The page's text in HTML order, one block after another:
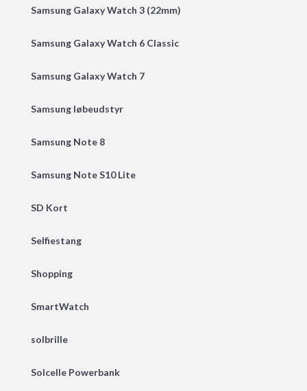
Samsung Galaxy Watch 3 (22mm)
Samsung Galaxy Watch 6 Classic
Samsung Galaxy Watch 7
Samsung løbeudstyr
Samsung Note 8
Samsung Note S10 Lite
SD Kort
Selfiestang
Shopping
SmartWatch
solbrille
Solcelle Powerbank